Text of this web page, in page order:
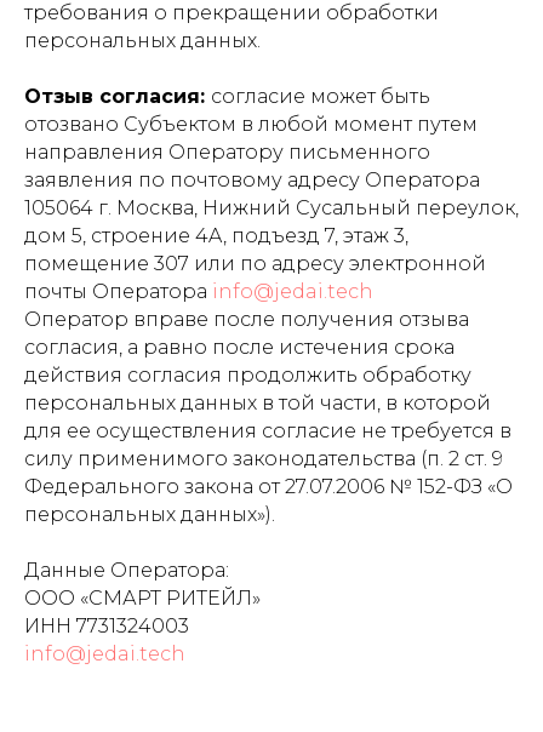
требования о прекращении обработки
персональных данных.
Отзыв согласия: согласие может быть
отозвано Субъектом в любой момент путем
направления Оператору письменного
заявления по почтовому адресу Оператора
105064 г. Москва, Нижний Сусальный переулок,
дом 5, строение 4A, подъезд 7, этаж 3,
помещение 307 или по адресу электронной
почты Оператора info@jedai.tech
Оператор вправе после получения отзыва
согласия, а равно после истечения срока
действия согласия продолжить обработку
персональных данных в той части, в которой
для ее осуществления согласие не требуется в
силу применимого законодательства (п. 2 ст. 9
Федерального закона от 27.07.2006 № 152-ФЗ «О
персональных данных»).
Данные Оператора:
ООО «СМАРТ РИТЕЙЛ»
ИНН 7731324003
info@jedai.tech